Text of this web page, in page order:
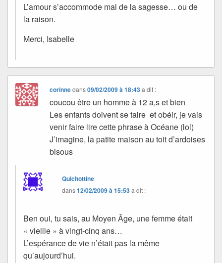
L’amour s’accommode mal de la sagesse… ou de
la raison.
Merci, Isabelle
corinnedans09/02/2009 à 18:43 a dit :
coucou être un homme à 12 a,s et bien
Les enfants doivent se taire et obéir, je vais
venir faire lire cette phrase à Océane (lol)
J’imagine, la patite maison au toit d’ardoises
bisous
Quichottine
dans12/02/2009 à 15:53a dit :
Ben oui, tu sais, au Moyen Âge, une femme était
« vieille » à vingt-cinq ans…
L’espérance de vie n’était pas la même
qu’aujourd’hui.